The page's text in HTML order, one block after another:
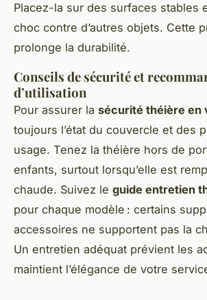
Placez-la sur des surfaces stables
choc contre d’autres objets. Cette
prolonge la durabilité.
Conseils de sécurité et
d’utilisation
Pour assurer la sécurité théière en
toujours l’état du couvercle et des
usage. Tenez la théière hors de
enfants, surtout lorsqu’elle est
chaude. Suivez le guide entretien
pour chaque modèle : certains
accessoires ne supportent pas la
Un entretien adéquat prévient les
maintient l’élégance de votre